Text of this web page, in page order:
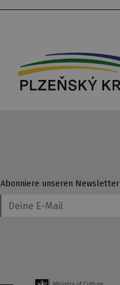
Abonniere unseren Newsletter